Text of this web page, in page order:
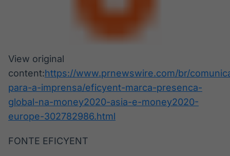
View original
content:https://www.prnewswire.com/br/
para-a-imprensa/eficyent-marca-presenca-
global-na-money2020-asia-e-money2020-
europe-302782986.html
FONTE EFICYENT